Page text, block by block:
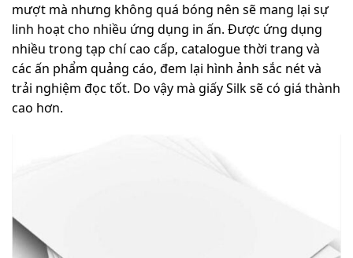
mượt mà nhưng không quá bóng nên sẽ mang lại sự
linh hoạt cho nhiều ứng dụng in ấn. Được ứng dụng
nhiều trong tạp chí cao cấp, catalogue thời trang và
các ấn phẩm quảng cáo, đem lại hình ảnh sắc nét và
trải nghiệm đọc tốt. Do vậy mà giấy Silk sẽ có giá thành
cao hơn.